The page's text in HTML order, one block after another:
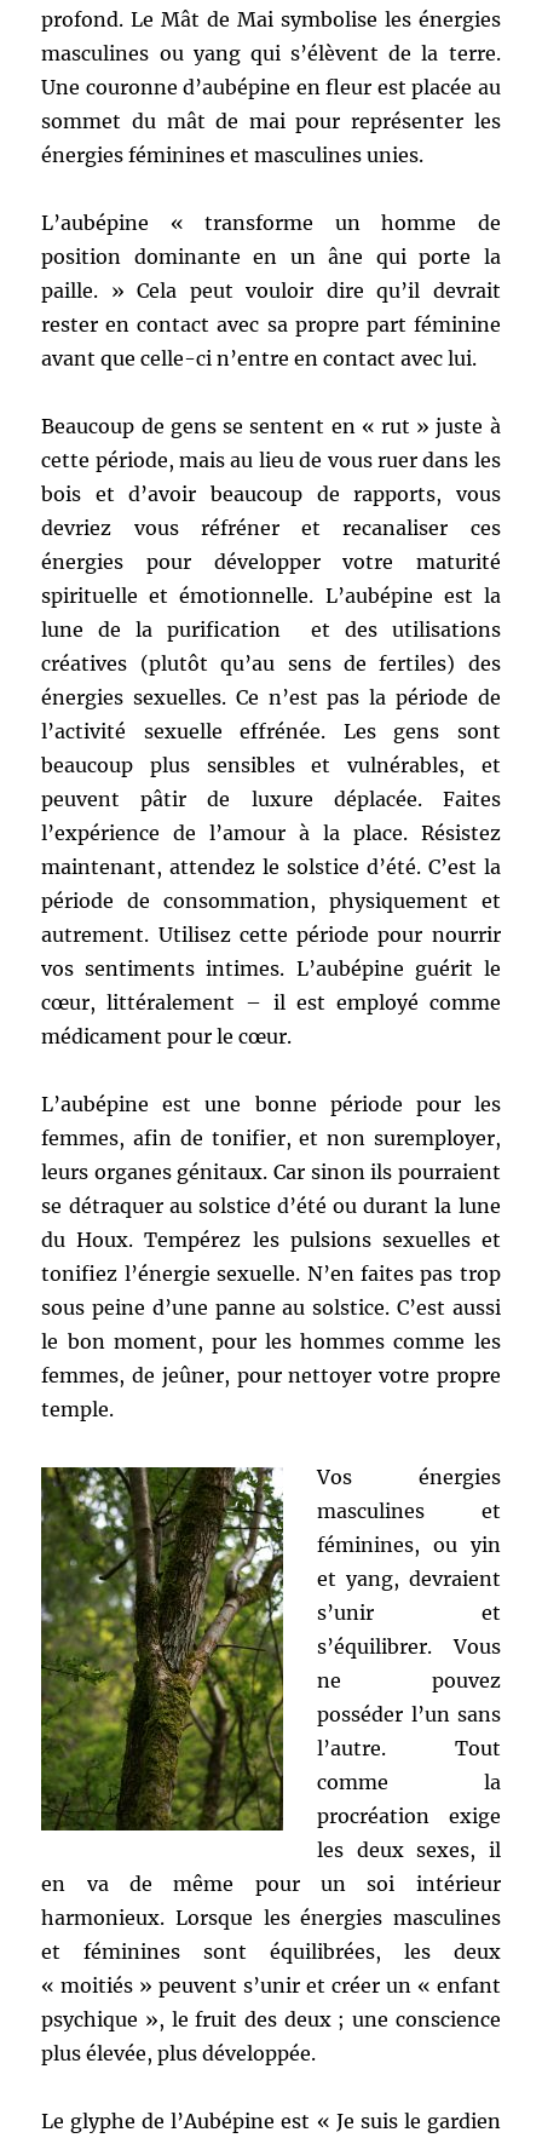
profond. Le Mât de Mai symbolise les énergies
masculines ou yang qui s’élèvent de la terre.
Une couronne d’aubépine en fleur est placée au
sommet du mât de mai pour représenter les
énergies féminines et masculines unies.
L’aubépine « transforme un homme de
position dominante en un âne qui porte la
paille. » Cela peut vouloir dire qu’il devrait
rester en contact avec sa propre part féminine
avant que celle-ci n’entre en contact avec lui.
Beaucoup de gens se sentent en « rut » juste à
cette période, mais au lieu de vous ruer dans les
bois et d’avoir beaucoup de rapports, vous
devriez vous réfréner et recanaliser ces
énergies pour développer votre maturité
spirituelle et émotionnelle. L’aubépine est la
lune de la purification et des utilisations
créatives (plutôt qu’au sens de fertiles) des
énergies sexuelles. Ce n’est pas la période de
l’activité sexuelle effrénée. Les gens sont
beaucoup plus sensibles et vulnérables, et
peuvent pâtir de luxure déplacée. Faites
l’expérience de l’amour à la place. Résistez
maintenant, attendez le solstice d’été. C’est la
période de consommation, physiquement et
autrement. Utilisez cette période pour nourrir
vos sentiments intimes. L’aubépine guérit le
cœur, littéralement – il est employé comme
médicament pour le cœur.
L’aubépine est une bonne période pour les
femmes, afin de tonifier, et non suremployer,
leurs organes génitaux. Car sinon ils pourraient
se détraquer au solstice d’été ou durant la lune
du Houx. Tempérez les pulsions sexuelles et
tonifiez l’énergie sexuelle. N’en faites pas trop
sous peine d’une panne au solstice. C’est aussi
le bon moment, pour les hommes comme les
femmes, de jeûner, pour nettoyer votre propre
temple.
Vos énergies
masculines et
féminines, ou yin
et yang, devraient
s’unir et
s’équilibrer. Vous
ne pouvez
posséder l’un sans
l’autre. Tout
comme la
procréation exige
les deux sexes, il
en va de même pour un soi intérieur
harmonieux. Lorsque les énergies masculines
et féminines sont équilibrées, les deux
« moitiés » peuvent s’unir et créer un « enfant
psychique », le fruit des deux ; une conscience
plus élevée, plus développée.
Le glyphe de l’Aubépine est « Je suis le gardien